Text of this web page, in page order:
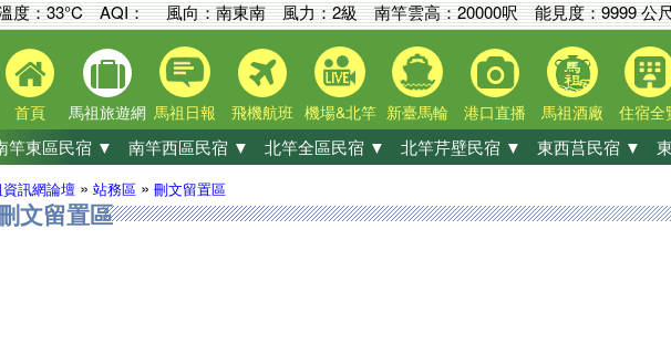
度：33°CAQI： 風向：南東南 風力：2級南竿雲高：20000呎能見度：9999 公
首頁 馬祖旅遊網 馬祖日報 飛機航班 機場&北竿 新臺馬輪 港口直播 馬祖酒廠 住宿全
竿東區民宿 ▼ 南竿西區民宿 ▼ 北竿全區民宿 ▼ 北竿芹壁民宿 ▼ 東西莒民宿 ▼
資訊網論壇 » 站務區 » 刪文留置區
文留置區